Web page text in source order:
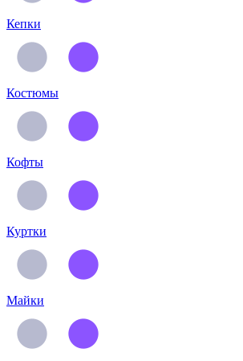
Кепки
Костюмы
Кофты
Куртки
Майки